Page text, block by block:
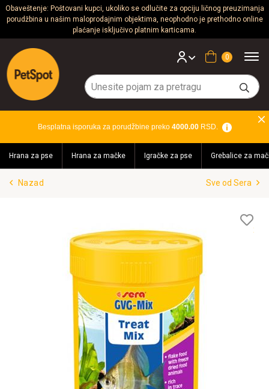
Obaveštenje: Poštovani kupci, ukoliko se odlučite za opciju ličnog preuzimanja
porudžbina u našim maloprodajnim objektima, neophodno je prethodno online
plaćanje isključivo platnim karticama.
Psi
Mačke
Glodari
Akvaristika
Teraristika
Brendovi
Korpa
Besplatna isporuka za porudžbine preko 4000.00RSD.
Hrana za pse Hrana za mačke Igračke za pse Grebalice za
Nazad Sve od Sera